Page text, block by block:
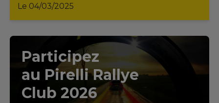
Le 04/03/2025
Participez
au Pirelli Rallye
Club 2026